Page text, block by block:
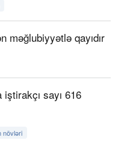
məğlubiyyətlə qayıdır
sayı 616
növləri